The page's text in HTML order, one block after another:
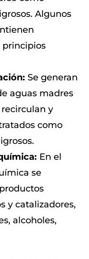
Algunos
principios
Se generan
aguas madres
y
como
En el
se
y catalizadores,
alcoholes,